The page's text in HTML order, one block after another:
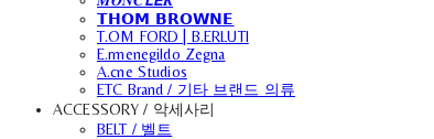
𝗧𝗛𝗢𝗠 𝗕𝗥𝗢𝗪𝗡𝗘
T.OM FORD | B.ERLUTI
E.rmenegildo Zegna
A.cne Studios
ETC Brand / 기타 브랜드 의류
ACCESSORY / 악세사리
BELT / 벨트